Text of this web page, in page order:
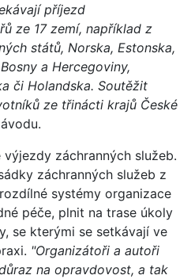
příjezd
ze 17 zemí, například z
států, Norska, Estonska,
a Hercegoviny,
či Holandska. Soutěžit
ze třinácti krajů České
záchranných služeb.
záchranných služeb z
systémy organizace
péče, plnit na trase úkoly
se kterými se setkávají ve
"Organizátoři a autoři
na opravdovost, a tak